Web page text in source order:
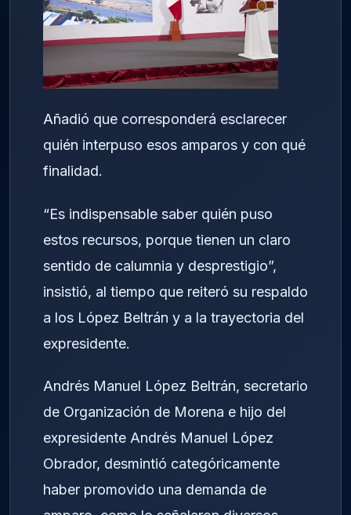
Añadió que corresponderá esclarecer
quién interpuso esos amparos y con qué
finalidad.
“Es indispensable saber quién puso
estos recursos, porque tienen un claro
sentido de calumnia y desprestigio”,
insistió, al tiempo que reiteró su respaldo
a los López Beltrán y a la trayectoria del
expresidente.
Andrés Manuel López Beltrán, secretario
de Organización de Morena e hijo del
expresidente Andrés Manuel López
Obrador, desmintió categóricamente
haber promovido una demanda de